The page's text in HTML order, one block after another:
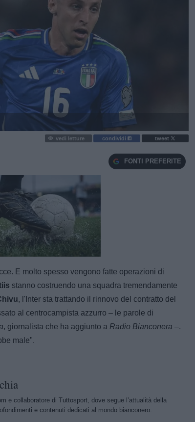
vedi letture condividi tweet
FONTI PREFERITE
100.00%
E molto spesso vengono fatte operazioni di
stanno costruendo una squadra tremendamente
, l'Inter sta trattando il rinnovo del contratto del
al centrocampista azzurro – le parole di
, giornalista che ha aggiunto a Radio Bianconera –.
male".
e collaboratore di Tuttosport, dove segue l’attualità della
e contenuti dedicati al mondo bianconero.